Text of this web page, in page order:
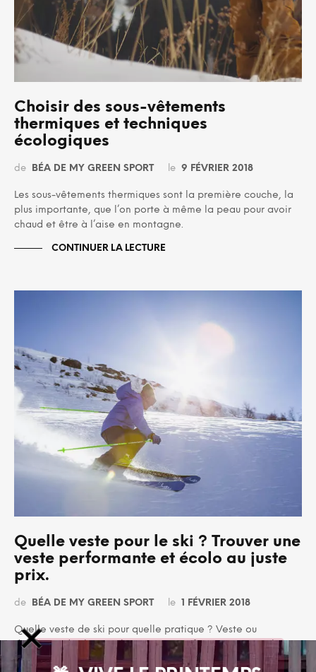
Choisir des sous-vêtements
thermiques et techniques
écologiques
de BÉA DE MY GREEN SPORT le 9 FÉVRIER 2018
Les sous-vêtements thermiques sont la première couche, la
plus importante, que l’on porte à même la peau pour avoir
chaud et être à l’aise en montagne.
CONTINUER LA LECTURE
Quelle veste pour le ski ? Trouver une
veste performante et écolo au juste
prix.
de BÉA DE MY GREEN SPORT le 1 FÉVRIER 2018
Quelle veste de ski pour quelle pratique ? Veste ou
doudoune de ski ? Ecologiques et performantes, voici la
sélection 2019